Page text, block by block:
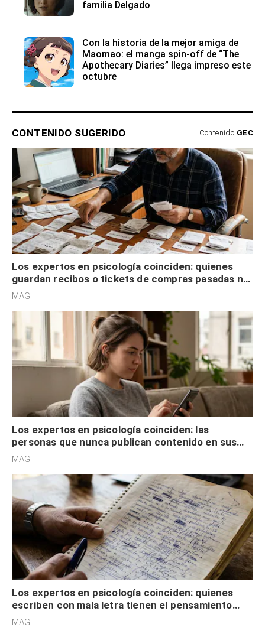
familia Delgado
Con la historia de la mejor amiga de
Maomao: el manga spin-off de “The
Apothecary Diaries” llega impreso este
octubre
CONTENIDO SUGERIDO Contenido GEC
Los expertos en psicología coinciden: quienes
guardan recibos o tickets de compras pasadas no
son acumuladores, sino que tienen necesidad de
MAG.
Los expertos en psicología coinciden: las
personas que nunca publican contenido en sus
redes sociales no pretenden buscar validación
MAG.
Los expertos en psicología coinciden: quienes
escriben con mala letra tienen el pensamiento
acelerado y no lo hacen por desinterés
MAG.